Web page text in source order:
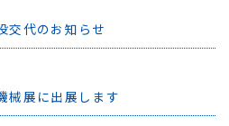
交代のお知らせ
械展に出展します